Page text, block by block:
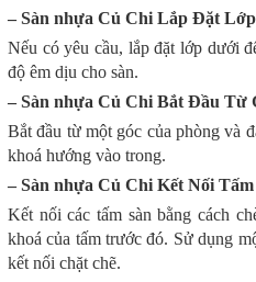
– Sàn nhựa Củ Chi Lắp Đặt
Nếu có yêu cầu, lắp đặt lớp dưới
độ êm dịu cho sàn.
– Sàn nhựa Củ Chi Bắt Đầu Từ
Bắt đầu từ một góc của phòng và
khoá hướng vào trong.
– Sàn nhựa Củ Chi Kết Nối Tấm
Kết nối các tấm sàn bằng cách
khoá của tấm trước đó. Sử dụng
kết nối chặt chẽ.